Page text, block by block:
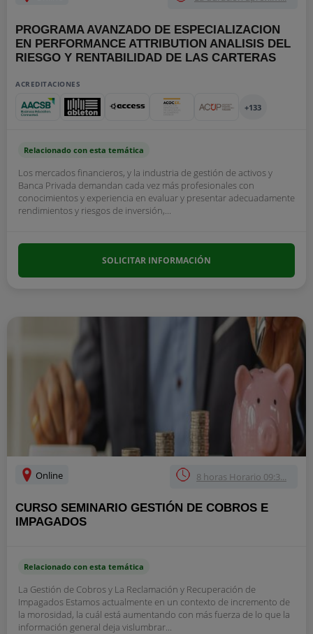
PROGRAMA AVANZADO DE ESPECIALIZACION
EN PERFORMANCE ATTRIBUTION ANALISIS DEL
RIESGO Y RENTABILIDAD DE LAS CARTERAS
ACREDITACIONES
+133
Relacionado con esta temática
Los mercados financieros, y la industria de gestión de activos y
Banca Privada demandan cada vez más profesionales con
conocimientos y experiencia en evaluar y presentar adecuadamente
rendimientos y riesgos de inversión,...
SOLICITAR INFORMACIÓN
Online 8 horas Horario 09:3...
CURSO SEMINARIO GESTIÓN DE COBROS E
IMPAGADOS
Relacionado con esta temática
La Gestión de Cobros y La Reclamación y Recuperación de
Impagados Estamos actualmente en un contexto de incremento de
la morosidad, la cuál está aumentando con más fuerza de lo que la
información general deja vislumbrar...